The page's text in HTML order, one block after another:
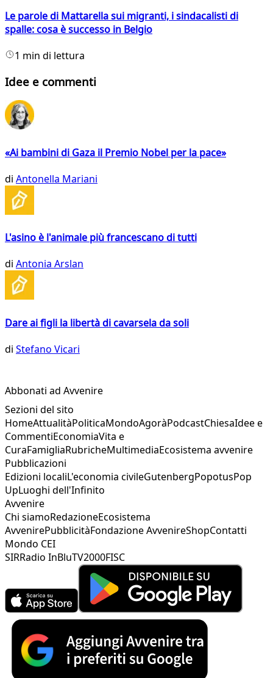
Le parole di Mattarella sui migranti, i sindacalisti di
spalle: cosa è successo in Belgio
1 min di lettura
Idee e commenti
«Ai bambini di Gaza il Premio Nobel per la pace»
di Antonella Mariani
L'asino è l'animale più francescano di tutti
di Antonia Arslan
Dare ai figli la libertà di cavarsela da soli
di Stefano Vicari
Abbonati ad Avvenire
Sezioni del sito
HomeAttualitàPoliticaMondoAgoràPodcastChiesaIdee e
CommentiEconomiaVita e
CuraFamigliaRubricheMultimediaEcosistema avvenire
Pubblicazioni
Edizioni localiL'economia civileGutenbergPopotusPop
UpLuoghi dell'Infinito
Avvenire
Chi siamoRedazioneEcosistema
AvvenirePubblicitàFondazione AvvenireShopContatti
Mondo CEI
SIRRadio InBluTV2000FISC